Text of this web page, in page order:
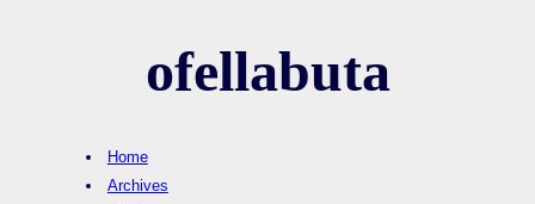
ofellabuta
Home
Archives